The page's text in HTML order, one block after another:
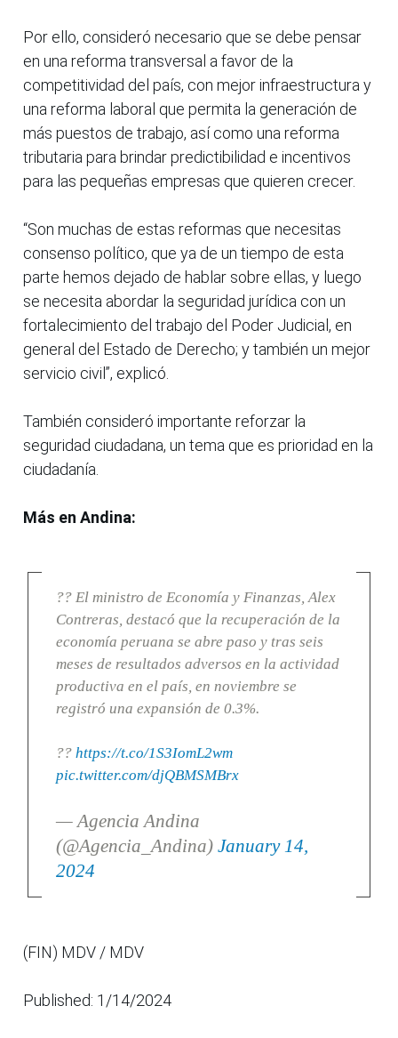
Por ello, consideró necesario que se debe pensar
en una reforma transversal a favor de la
competitividad del país, con mejor infraestructura y
una reforma laboral que permita la generación de
más puestos de trabajo, así como una reforma
tributaria para brindar predictibilidad e incentivos
para las pequeñas empresas que quieren crecer.
“Son muchas de estas reformas que necesitas
consenso político, que ya de un tiempo de esta
parte hemos dejado de hablar sobre ellas, y luego
se necesita abordar la seguridad jurídica con un
fortalecimiento del trabajo del Poder Judicial, en
general del Estado de Derecho; y también un mejor
servicio civil”, explicó.
También consideró importante reforzar la
seguridad ciudadana, un tema que es prioridad en la
ciudadanía.
Más en Andina:
?? El ministro de Economía y Finanzas, Alex
Contreras, destacó que la recuperación de la
economía peruana se abre paso y tras seis
meses de resultados adversos en la actividad
productiva en el país, en noviembre se
registró una expansión de 0.3%.
?? https://t.co/1S3IomL2wm
pic.twitter.com/djQBMSMBrx
— Agencia Andina
(@Agencia_Andina) January 14,
2024
(FIN) MDV / MDV
Published: 1/14/2024